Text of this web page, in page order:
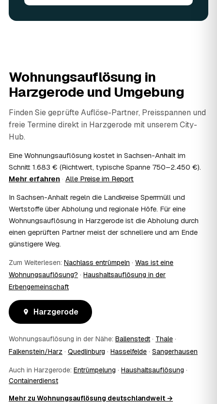
angerechnet — das senkt Ihre Kosten. Brauchbares wird
absetzbar?
In vielen Fällen ja: Als haushaltsnahe Dienstleistung
lassen sich Arbeits- und Fahrtkosten anteilig von der
Steuer absetzen, bei einer Auflösung im Erbfall unter
Umständen als Nachlassverbindlichkeit. Sie erhalten eine
ordentliche Rechnung mit ausgewiesenem Lohnanteil; die
genaue Anrechnung klären Sie mit Ihrem Steuerberater.
09
Muss ich bei der Wohnungsauflösung anwesend
Nicht zwingend. Viele Auflösungen in Harzgerode laufen
nach Schlüsselübergabe ohne Sie ab — praktisch, wenn
Sie weiter entfernt wohnen. Sie können aber jederzeit
dabei sein, etwa um Wertsachen oder persönliche
Unterlagen vorab zu sichern.
10 Bekomme ich einen Entsorgungsnachweis?
Ja. Auf Wunsch erhalten Sie einen Entsorgungsnachweis
über die fachgerechte Verwertung — wichtig als Beleg
gegenüber Vermieter, Behörden oder für die
Erbengemeinschaft.
11
Was passiert mit dem Abfall?
Fachgerechte Entsorgung über zugelassene Höfe —
Wertstoffe werden recycelt oder gespendet, mit
Nachweis.
12 Was kostet die Anfrage?
Die Anfrage ist kostenlos und unverbindlich. Sie
vergleichen mehrere Festpreis-Angebote aus Harzgerode
und entscheiden in Ruhe — bezahlt wird nur die Leistung,
die Sie tatsächlich beauftragen.
13
Was kostet die Auflösung einer normal großen
Wohnung in Harzgerode?
Für eine durchschnittliche Wohnung mit rund 65 m² liegen
Wohnungsauflösung in
Harzgerode und Umgebung
Finden Sie geprüfte Auflöse-Partner, Preisspannen und
freie Termine direkt in Harzgerode mit unserem City-
Hub.
Eine Wohnungsauflösung kostet in Sachsen-Anhalt im
Schnitt 1.683 € (Richtwert, typische Spanne 750–2.450 €).
Mehr erfahren · Alle Preise im Report
In Sachsen-Anhalt regeln die Landkreise Sperrmüll und
Wertstoffe über Abholung und regionale Höfe. Für eine
Wohnungsauflösung in Harzgerode ist die Abholung durch
einen geprüften Partner meist der schnellere und am Ende
günstigere Weg.
Zum Weiterlesen: Nachlass entrümpeln · Was ist eine
Wohnungsauflösung? · Haushaltsauflösung in der
Erbengemeinschaft
Harzgerode
Wohnungsauflösung in der Nähe: Ballenstedt · Thale ·
Falkenstein/Harz · Quedlinburg · Hasselfelde · Sangerhausen
Auch in Harzgerode: Entrümpelung · Haushaltsauflösung ·
Containerdienst
Mehr zu Wohnungsauflösung deutschlandweit →